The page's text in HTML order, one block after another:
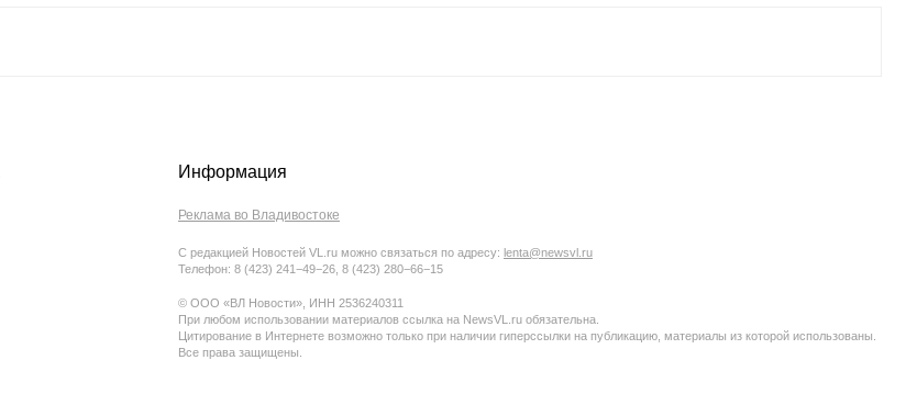
Информация
Реклама во Владивостоке
С редакцией Новостей VL.ru можно связаться по адресу: lenta@newsvl.ru
Телефон: 8 (423) 241−49−26, 8 (423) 280−66−15
© ООО «ВЛ Новости», ИНН 2536240311
При любом использовании материалов ссылка на NewsVL.ru обязательна.
Цитирование в Интернете возможно только при наличии гиперссылки на публикацию, материалы из которой использованы.
Все права защищены.